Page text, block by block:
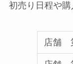
初売り日程や
店舗